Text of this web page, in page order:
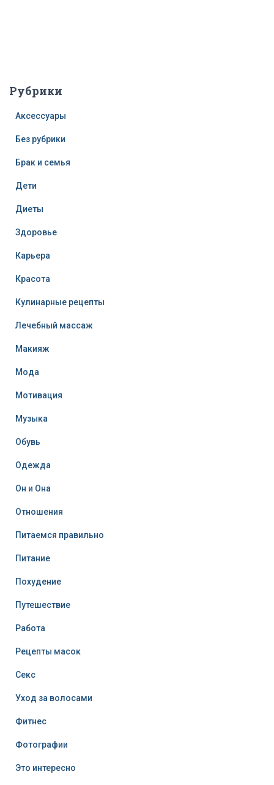
Рубрики
Аксессуары
Без рубрики
Брак и семья
Дети
Диеты
Здоровье
Карьера
Красота
Кулинарные рецепты
Лечебный массаж
Макияж
Мода
Мотивация
Музыка
Обувь
Одежда
Он и Она
Отношения
Питаемся правильно
Питание
Похудение
Путешествие
Работа
Рецепты масок
Секс
Уход за волосами
Фитнес
Фотографии
Это интересно